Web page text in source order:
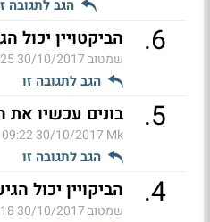
הגב לתגובה
6
. הביקטויין יכול הגיע גם לשער 100,000 כי זה מטבע מזוייף
שמטוב30/10/2017 09:25
הגב לתגובה זו
5
. בונים עכשיו
Mk
30/10/2017 09:22
הגב לתגובה זו
4
. הביקויין יכול הגיע גם לשער 100,000 כי זה מטבע מזוייף
שמטוב30/10/2017 09:18